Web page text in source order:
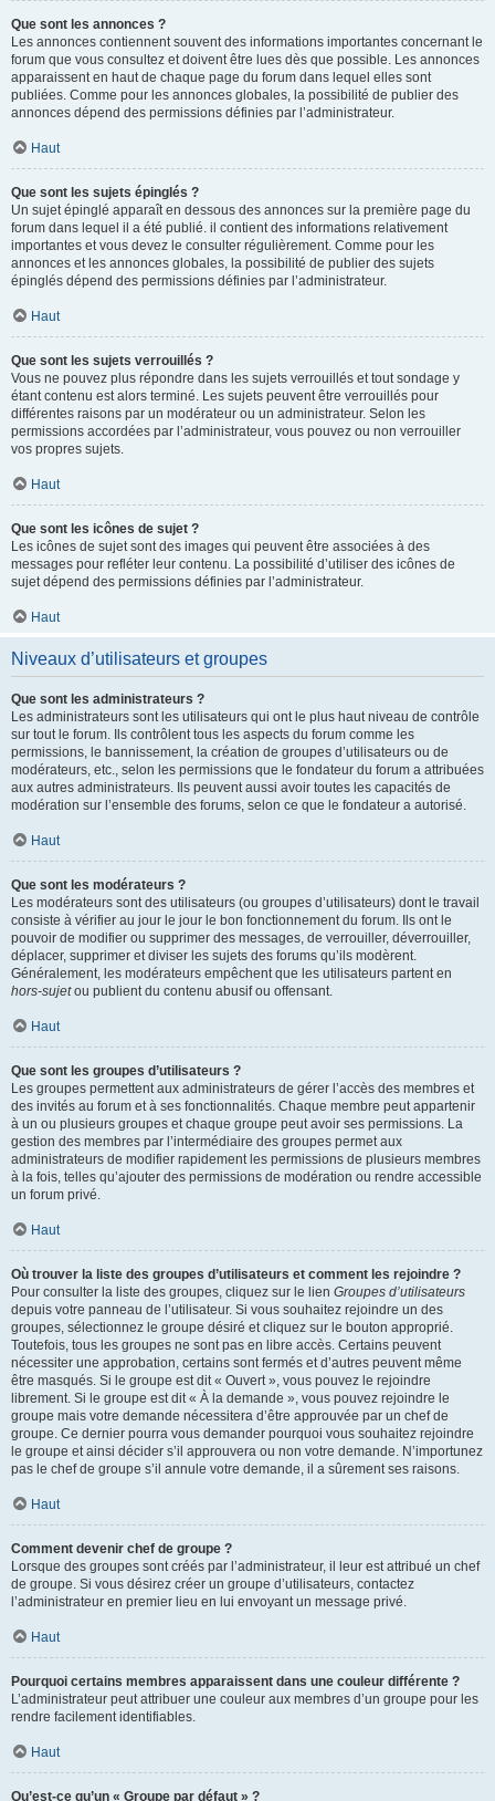
Que sont les annonces ?
Les annonces contiennent souvent des informations importantes concernant le
forum que vous consultez et doivent être lues dès que possible. Les annonces
apparaissent en haut de chaque page du forum dans lequel elles sont
publiées. Comme pour les annonces globales, la possibilité de publier des
annonces dépend des permissions définies par l’administrateur.
Haut
Que sont les sujets épinglés ?
Un sujet épinglé apparaît en dessous des annonces sur la première page du
forum dans lequel il a été publié. il contient des informations relativement
importantes et vous devez le consulter régulièrement. Comme pour les
annonces et les annonces globales, la possibilité de publier des sujets
épinglés dépend des permissions définies par l’administrateur.
Haut
Que sont les sujets verrouillés ?
Vous ne pouvez plus répondre dans les sujets verrouillés et tout sondage y
étant contenu est alors terminé. Les sujets peuvent être verrouillés pour
différentes raisons par un modérateur ou un administrateur. Selon les
permissions accordées par l’administrateur, vous pouvez ou non verrouiller
vos propres sujets.
Haut
Que sont les icônes de sujet ?
Les icônes de sujet sont des images qui peuvent être associées à des
messages pour refléter leur contenu. La possibilité d’utiliser des icônes de
sujet dépend des permissions définies par l’administrateur.
Haut
Niveaux d’utilisateurs et groupes
Que sont les administrateurs ?
Les administrateurs sont les utilisateurs qui ont le plus haut niveau de contrôle
sur tout le forum. Ils contrôlent tous les aspects du forum comme les
permissions, le bannissement, la création de groupes d’utilisateurs ou de
modérateurs, etc., selon les permissions que le fondateur du forum a attribuées
aux autres administrateurs. Ils peuvent aussi avoir toutes les capacités de
modération sur l’ensemble des forums, selon ce que le fondateur a autorisé.
Haut
Que sont les modérateurs ?
Les modérateurs sont des utilisateurs (ou groupes d’utilisateurs) dont le travail
consiste à vérifier au jour le jour le bon fonctionnement du forum. Ils ont le
pouvoir de modifier ou supprimer des messages, de verrouiller, déverrouiller,
déplacer, supprimer et diviser les sujets des forums qu’ils modèrent.
Généralement, les modérateurs empêchent que les utilisateurs partent en
hors-sujetou publient du contenu abusif ou offensant.
Haut
Que sont les groupes d’utilisateurs ?
Les groupes permettent aux administrateurs de gérer l’accès des membres et
des invités au forum et à ses fonctionnalités. Chaque membre peut appartenir
à un ou plusieurs groupes et chaque groupe peut avoir ses permissions. La
gestion des membres par l’intermédiaire des groupes permet aux
administrateurs de modifier rapidement les permissions de plusieurs membres
à la fois, telles qu’ajouter des permissions de modération ou rendre accessible
un forum privé.
Haut
Où trouver la liste des groupes d’utilisateurs et comment les rejoindre ?
Pour consulter la liste des groupes, cliquez sur le lien Groupes d’utilisateurs
depuis votre panneau de l’utilisateur. Si vous souhaitez rejoindre un des
groupes, sélectionnez le groupe désiré et cliquez sur le bouton approprié.
Toutefois, tous les groupes ne sont pas en libre accès. Certains peuvent
nécessiter une approbation, certains sont fermés et d’autres peuvent même
être masqués. Si le groupe est dit « Ouvert », vous pouvez le rejoindre
librement. Si le groupe est dit « À la demande », vous pouvez rejoindre le
groupe mais votre demande nécessitera d’être approuvée par un chef de
groupe. Ce dernier pourra vous demander pourquoi vous souhaitez rejoindre
le groupe et ainsi décider s’il approuvera ou non votre demande. N’importunez
pas le chef de groupe s’il annule votre demande, il a sûrement ses raisons.
Haut
Comment devenir chef de groupe ?
Lorsque des groupes sont créés par l’administrateur, il leur est attribué un chef
de groupe. Si vous désirez créer un groupe d’utilisateurs, contactez
l’administrateur en premier lieu en lui envoyant un message privé.
Haut
Pourquoi certains membres apparaissent dans une couleur différente ?
L’administrateur peut attribuer une couleur aux membres d’un groupe pour les
rendre facilement identifiables.
Haut
Qu’est-ce qu’un « Groupe par défaut » ?